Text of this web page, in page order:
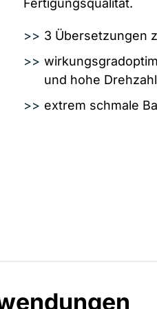
Fertigungsqualität.
3 Übersetzungen
und hohe
extrem schmale